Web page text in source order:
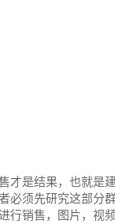
才是结果，也就是
必须先研究这部分
行销售，图片，视